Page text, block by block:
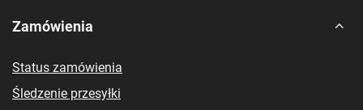
Zamówienia
Status zamówienia
Śledzenie przesyłki